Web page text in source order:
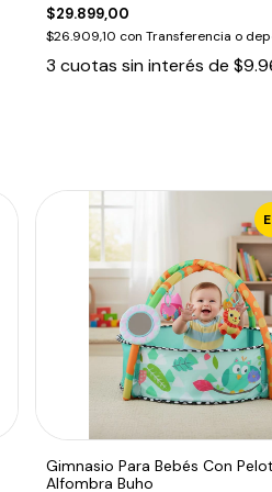
$29.899,00
$26.909,10 con Transferencia o
3 cuotas sin interés de
Gimnasio Para Bebés Con
Alfombra Buho